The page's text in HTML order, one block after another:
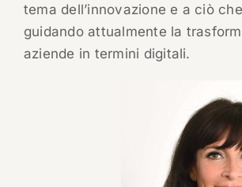
tema dell’innovazione e a ciò
guidando attualmente la
aziende in termini digitali.